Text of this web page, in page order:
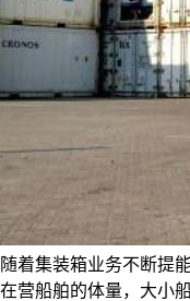
随着集装箱业务不断提
在营船舶的体量，大小